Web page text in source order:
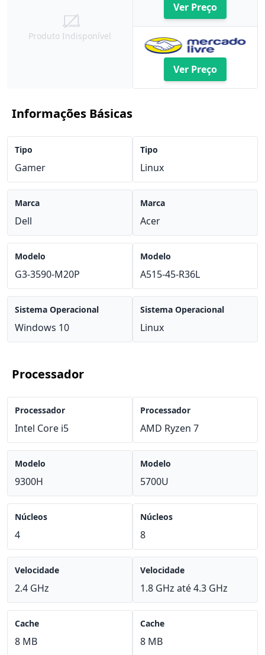
Produto Indisponível
Ver Preço
Ver Preço
Informações Básicas
Tipo
Gamer
Marca
Dell
Modelo
G3-3590-M20P
Sistema Operacional
Windows 10
Tipo
Linux
Marca
Acer
Modelo
A515-45-R36L
Sistema Operacional
Linux
Processador
Processador
Intel Core i5
Modelo
9300H
Núcleos
4
Velocidade
2.4 GHz
Cache
8 MB
Processador
AMD Ryzen 7
Modelo
5700U
Núcleos
8
Velocidade
1.8 GHz até 4.3 GHz
Cache
8 MB